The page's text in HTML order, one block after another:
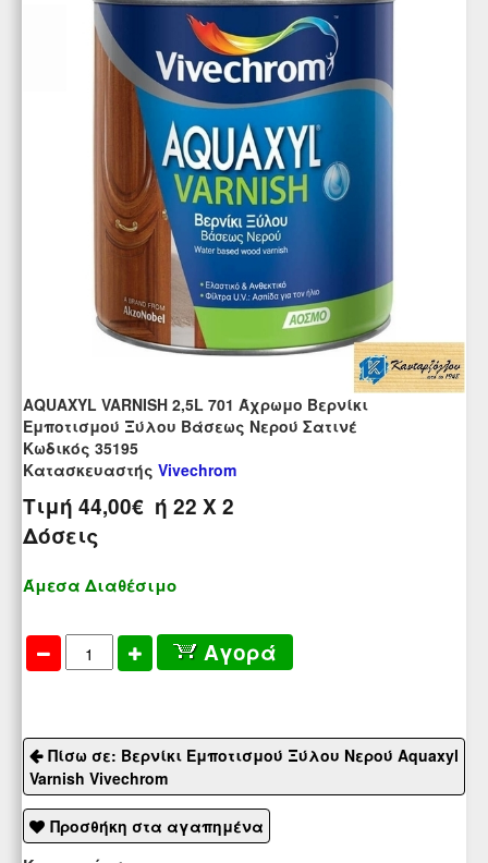
AQUAXYL VARNISH 2,5L 701 Άχρωμο Βερνίκι
Εμποτισμού Ξύλου Βάσεως Νερού Σατινέ
Kωδικός 35195
Κατασκευαστής Vivechrom
Τιμή 44,00€ ή 22 X 2
Δόσεις
Άμεσα Διαθέσιμο
Αγορά
Πίσω σε: Βερνίκι Εμποτισμού Ξύλου Νερού Aquaxyl
Varnish Vivechrom
Προσθήκη στα αγαπημένα